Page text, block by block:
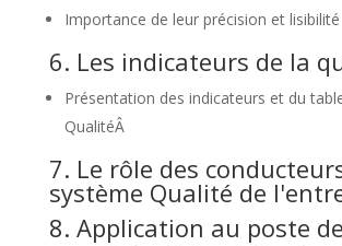
Importance de leur précision et lisibilité
6. Les indicateurs de la
Présentation des indicateurs et du
QualitéÂ
7. Le rôle des
système Qualité de
8. Application au poste